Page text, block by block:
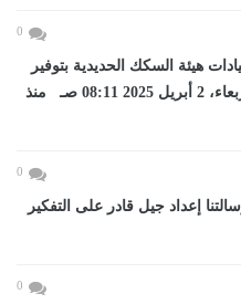
0
هيئة السكك الحديدية بتوفير
أماكن في رحلات...اليوم الأربعاء، 2 أبريل 2025 08:11 صـ منذ
0
إعداد جيل قادر على التفكير
0